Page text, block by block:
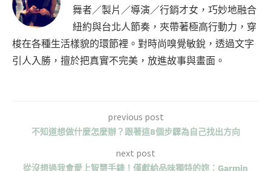
舞者／製片／導演／行銷才女，巧妙地融合
紐約與台北人節奏，夾帶著極高行動力，穿
梭在各種生活樣貌的環節裡。對時尚嗅覺敏銳，透過文字
引人入勝，擅於把真實不完美，放進故事與畫面。
previous post
不知道想做什麼怎麼辦？跟著這8個步驟為自己找出方向
next post
從沒想過我會愛上智慧手錶！僅獻給品味獨特的妳：Garmin